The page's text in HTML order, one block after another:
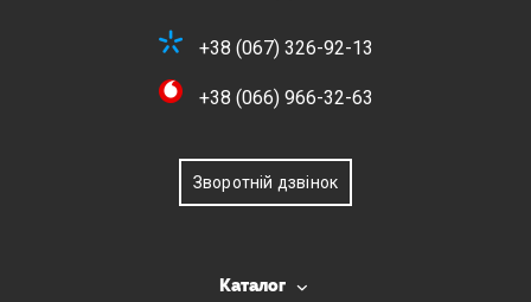
+38 (067) 326-92-13
+38 (066) 966-32-63
Зворотній дзвінок
Каталог